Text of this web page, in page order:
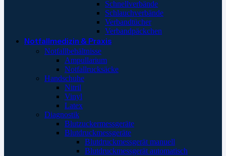
Schnellverbände
Schlauchverbände
Verbandtücher
Verbandpäckchen
Notfallmedizin & Praxis
Notfallbehältnisse
Ampullarium
Notfallrucksäcke
Handschuhe
Nitril
Vinyl
Latex
Diagnostik
Blutzuckermessgeräte
Blutdruckmessgeräte
Blutdruckmessgerät manuell
Blutdruckmessgerät automatisch